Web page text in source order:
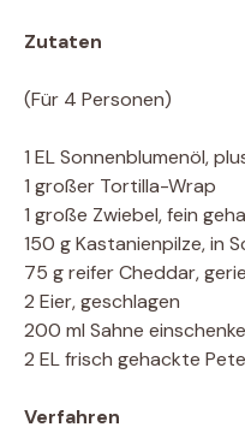
Zutaten
(Für 4 Personen)
1 EL Sonnenblumenöl,
1 großer Tortilla-Wrap
1 große Zwiebel, fein
150 g Kastanienpilze, in
75 g reifer Cheddar,
2 Eier, geschlagen
200 ml Sahne
2 EL frisch gehackte
Verfahren